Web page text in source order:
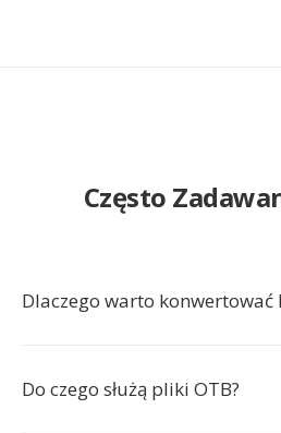
Często
Dlaczego warto konwertować
Do czego służą pliki OTB?